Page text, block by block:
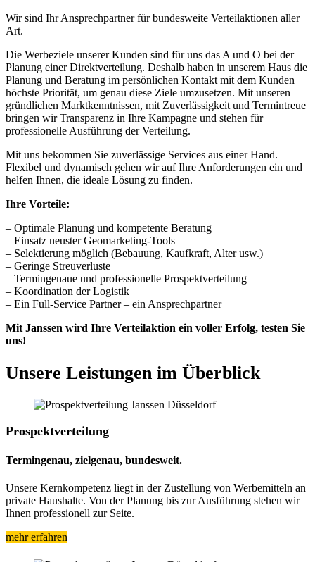
Wir sind Ihr Ansprechpartner für bundesweite Verteilaktionen aller
Art.
Die Werbeziele unserer Kunden sind für uns das A und O bei der
Planung einer Direktverteilung. Deshalb haben in unserem Haus die
Planung und Beratung im persönlichen Kontakt mit dem Kunden
höchste Priorität, um genau diese Ziele umzusetzen. Mit unseren
gründlichen Marktkenntnissen, mit Zuverlässigkeit und Termintreue
bringen wir Transparenz in Ihre Kampagne und stehen für
professionelle Ausführung der Verteilung.
Mit uns bekommen Sie zuverlässige Services aus einer Hand.
Flexibel und dynamisch gehen wir auf Ihre Anforderungen ein und
helfen Ihnen, die ideale Lösung zu finden.
Ihre Vorteile:
– Optimale Planung und kompetente Beratung
– Einsatz neuster Geomarketing-Tools
– Selektierung möglich (Bebauung, Kaufkraft, Alter usw.)
– Geringe Streuverluste
– Termingenaue und professionelle Prospektverteilung
– Koordination der Logistik
– Ein Full-Service Partner – ein Ansprechpartner
Mit Janssen wird Ihre Verteilaktion ein voller Erfolg, testen Sie
uns!
Unsere Leistungen im Überblick
Prospektverteilung
Termingenau, zielgenau, bundesweit.
Unsere Kernkompetenz liegt in der Zustellung von Werbemitteln an
private Haushalte. Von der Planung bis zur Ausführung stehen wir
Ihnen professionell zur Seite.
mehr erfahren